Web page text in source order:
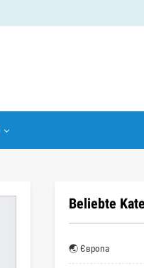
Beliebte
🌏 Європа